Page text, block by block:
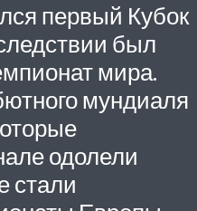
первый Кубок
был
мира.
мундиаля
одолели
стали